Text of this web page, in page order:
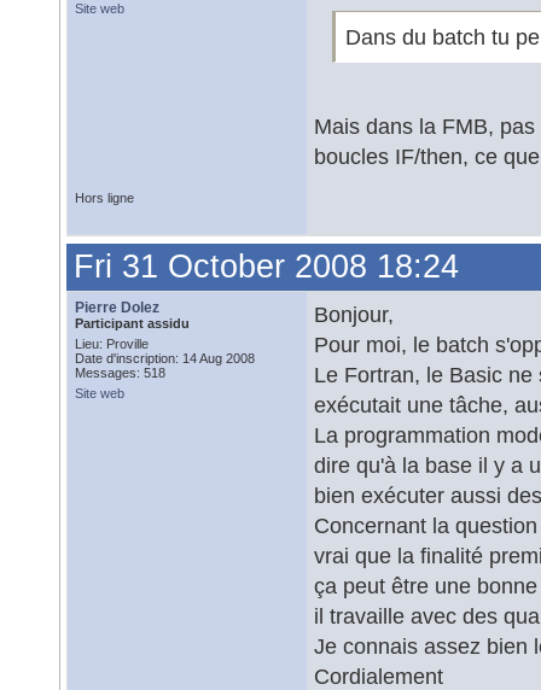
Site web
Dans du batch tu
Mais dans la FMB,
boucles IF/then, ce
Hors ligne
Fri 31 October 2008 18:24
Pierre Dolez
Participant assidu
Lieu: Proville
Date d'inscription: 14 Aug 2008
Messages: 518
Site web
Bonjour,
Pour moi, le batch
Le Fortran, le Basic
exécutait une tâche,
La programmation
dire qu'à la base il y a
bien exécuter aussi
Concernant la
vrai que la finalité
ça peut être une
il travaille avec des
Je connais assez bien
Cordialement